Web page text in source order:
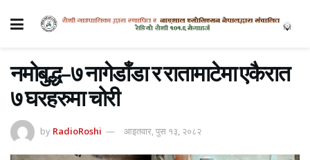
नमोबुद्ध–७ नागेडाँडा र रातामाटेमा एकैरात
७ घरहरुमा चोरी
by RadioRoshi आइतवार, पुस १३, २०८२